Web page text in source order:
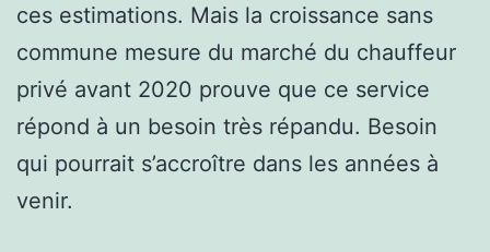
ces estimations. Mais la croissance sans
commune mesure du marché du chauffeur
privé avant 2020 prouve que ce service
répond à un besoin très répandu. Besoin
qui pourrait s’accroître dans les années à
venir.